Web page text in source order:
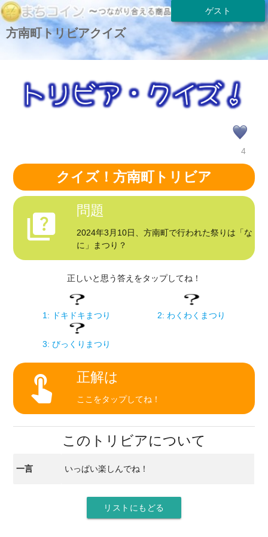
ゲスト
方南町トリビアクイズ
4
クイズ！方南町トリビア
quiz 問題
2024年3月10日、方南町で行われた祭りは「な
に」まつり？
正しいと思う答えをタップしてね！
1: ドキドキまつり 2: わくわくまつり
3: びっくりまつり
touch_app 正解は
ここをタップしてね！
このトリビアについて
一言 いっぱい楽しんでね！
リストにもどる